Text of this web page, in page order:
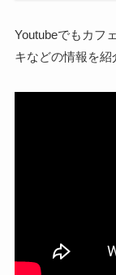
Youtubeでもカフ
キなどの情報を紹